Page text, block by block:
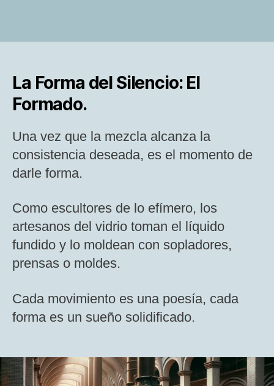
La Forma del Silencio: El
Formado.
Una vez que la mezcla alcanza la
consistencia deseada, es el momento de
darle forma.
Como escultores de lo efímero, los
artesanos del vidrio toman el líquido
fundido y lo moldean con sopladores,
prensas o moldes.
Cada movimiento es una poesía, cada
forma es un sueño solidificado.